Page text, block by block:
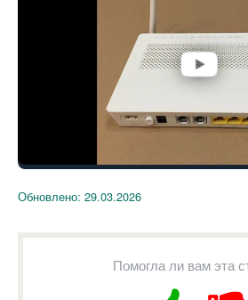
Обновлено: 29.03.2026
Помогла ли вам эта